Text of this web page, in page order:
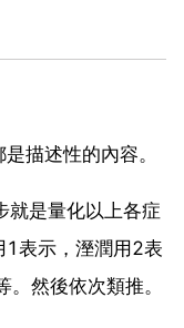
描述性的內容。
就是量化以上各症
1表示，溼潤用2表
然後依次類推。